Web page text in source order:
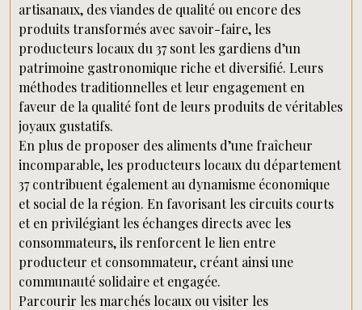
artisanaux, des viandes de qualité ou encore des
produits transformés avec savoir-faire, les
producteurs locaux du 37 sont les gardiens d’un
patrimoine gastronomique riche et diversifié. Leurs
méthodes traditionnelles et leur engagement en
faveur de la qualité font de leurs produits de véritables
joyaux gustatifs.
En plus de proposer des aliments d’une fraîcheur
incomparable, les producteurs locaux du département
37 contribuent également au dynamisme économique
et social de la région. En favorisant les circuits courts
et en privilégiant les échanges directs avec les
consommateurs, ils renforcent le lien entre
producteur et consommateur, créant ainsi une
communauté solidaire et engagée.
Parcourir les marchés locaux ou visiter les